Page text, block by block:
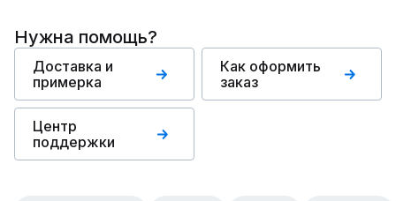
Нужна помощь?
Доставка и
примерка
Как оформить
заказ
Центр
поддержки